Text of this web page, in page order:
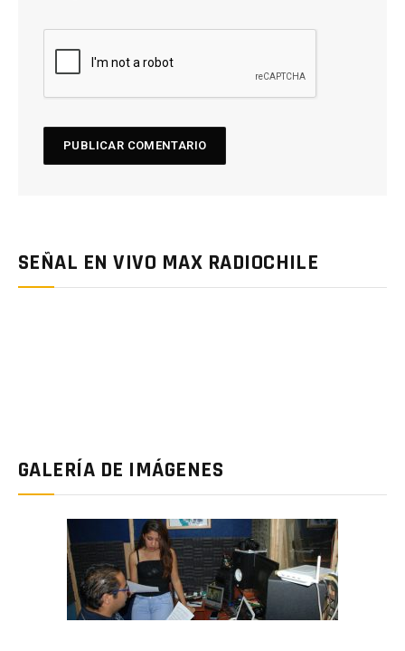
SEÑAL EN VIVO MAX RADIOCHILE
GALERÍA DE IMÁGENES